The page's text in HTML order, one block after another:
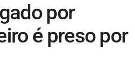
por
é preso por